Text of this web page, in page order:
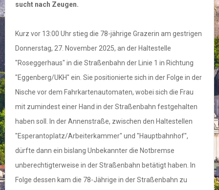
sucht nach Zeugen.
Kurz vor 13:00 Uhr stieg die 78-jährige Grazerin am gestrigen
Donnerstag, 27. November 2025, an der Haltestelle
"Roseggerhaus" in die Straßenbahn der Linie 1 in Richtung
"Eggenberg/UKH" ein. Sie positionierte sich in der Folge in der
Nische vor dem Fahrkartenautomaten, wobei sich die Frau
mit zumindest einer Hand in der Straßenbahn festgehalten
haben soll. In der Annenstraße, zwischen den Haltestellen
"Esperantoplatz/Arbeiterkammer" und "Hauptbahnhof",
dürfte dann ein bislang Unbekannter die Notbremse
unberechtigterweise in der Straßenbahn betätigt haben. In
Folge dessen kam die 78-Jährige in der Straßenbahn zu